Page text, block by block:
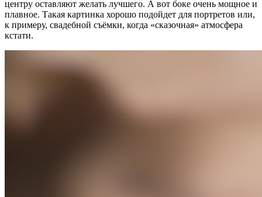
центру оставляют желать лучшего. А вот боке очень мощное и
плавное. Такая картинка хорошо подойдет для портретов или,
к примеру, свадебной съёмки, когда «сказочная» атмосфера
кстати.